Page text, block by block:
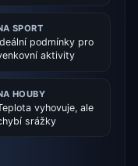
SPORT
podmínky pro
aktivity
HOUBY
vyhovuje, ale
srážky